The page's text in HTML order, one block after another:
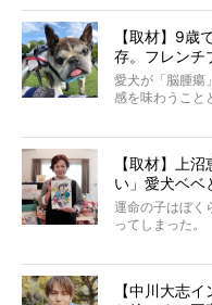
んのインスタ
ントがフォロー
LIFE』モデルの
そんな中岡さん
た。そのブヒ
【取材】9歳
存。フレンチ
愛犬が「脳腫瘍
感を味わうこと
たひとり。だ
ところが、フ
症し、なんと4
きの年齢は13歳
た。さらには
いいます。
この事実はフ
太郎のオーナ
【取材】上
い」愛犬ベベ
運命の子はぼく
ってしまった。
り添いたいと思
【中川大志